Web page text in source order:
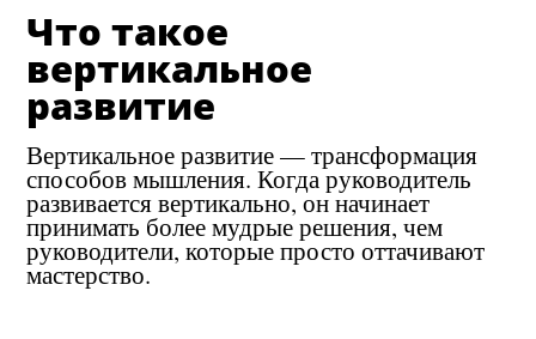
Что такое
вертикальное
развитие
Вертикальное развитие — трансформация
способов мышления. Когда руководитель
развивается вертикально, он начинает
принимать более мудрые решения, чем
руководители, которые просто оттачивают
мастерство.